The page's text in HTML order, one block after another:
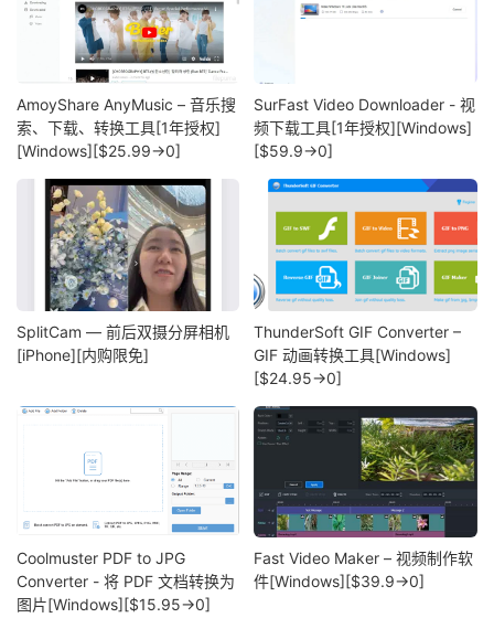
AmoyShare AnyMusic – 音乐搜
索、下载、转换工具[1年授权]
[Windows][$25.99→0]
SurFast Video Downloader - 视
频下载工具[1年授权][Windows]
[$59.9→0]
SplitCam — 前后双摄分屏相机
[iPhone][内购限免]
ThunderSoft GIF Converter –
GIF 动画转换工具[Windows]
[$24.95→0]
Coolmuster PDF to JPG
Converter - 将 PDF 文档转换为
图片[Windows][$15.95→0]
Fast Video Maker – 视频制作软
件[Windows][$39.9→0]